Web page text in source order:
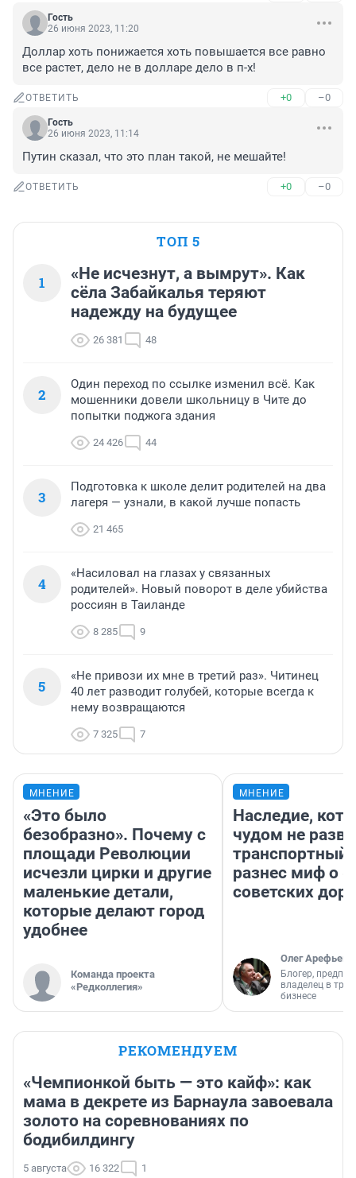
Гость
26 июня 2023, 11:20
Доллар хоть понижается хоть повышается все равно
все растет, дело не в долларе дело в п-х!
ОТВЕТИТЬ +0 –0
Гость
26 июня 2023, 11:14
Путин сказал, что это план такой, не мешайте!
ОТВЕТИТЬ +0 –0
ТОП 5
1
«Не исчезнут, а вымрут». Как
сёла Забайкалья теряют
надежду на будущее
26 381 48
2
Один переход по ссылке изменил всё. Как
мошенники довели школьницу в Чите до
попытки поджога здания
24 426 44
3
Подготовка к школе делит родителей на два
лагеря — узнали, в какой лучше попасть
21 465
4
«Насиловал на глазах у связанных
родителей». Новый поворот в деле убийства
россиян в Таиланде
8 285 9
5
«Не привози их мне в третий раз». Читинец
40 лет разводит голубей, которые всегда к
нему возвращаются
7 325 7
МНЕНИЕ
«Это было
безобразно». Почему с
площади Революции
исчезли цирки и другие
маленькие детали,
которые делают город
удобнее
Команда проекта
«Редколлегия»
МНЕНИЕ
Наследие,
чудом не
транспортный
разнес миф о
советских
Олег Арефьев
Блогер,
владелец в
бизнесе
РЕКОМЕНДУЕМ
«Чемпионкой быть — это кайф»: как
мама в декрете из Барнаула завоевала
золото на соревнованиях по
бодибилдингу
5 августа 16 322 1